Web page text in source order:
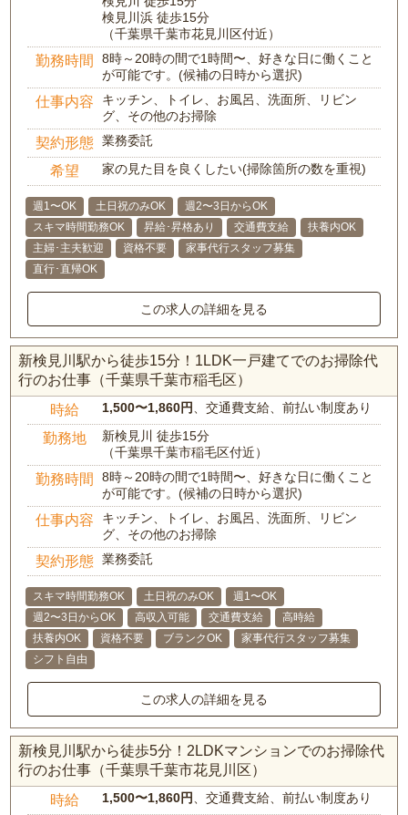
検見川浜 徒歩15分
（千葉県千葉市花見川区付近）
勤務時間
8時～20時の間で1時間〜、好きな日に働くこと
が可能です。(候補の日時から選択)
仕事内容
キッチン、トイレ、お風呂、洗面所、リビン
グ、その他のお掃除
契約形態 業務委託
希望 家の見た目を良くしたい(掃除箇所の数を重視)
週1〜OK 土日祝のみOK
週2〜3日からOK
スキマ時間勤務OK
昇給･昇格あり 交通費支給
扶養内OK
主婦･主夫歓迎
資格不要
家事代行スタッフ募集
直行･直帰OK
この求人の詳細を見る
新検見川駅から徒歩15分！1LDK一戸建てでのお掃除代
行のお仕事（千葉県千葉市稲毛区）
時給 1,500〜1,860円、交通費支給、前払い制度あり
勤務地
新検見川 徒歩15分
（千葉県千葉市稲毛区付近）
勤務時間
8時～20時の間で1時間〜、好きな日に働くこと
が可能です。(候補の日時から選択)
仕事内容
キッチン、トイレ、お風呂、洗面所、リビン
グ、その他のお掃除
契約形態 業務委託
スキマ時間勤務OK 土日祝のみOK
週1〜OK
週2〜3日からOK
高収入可能 交通費支給
高時給
扶養内OK
資格不要 ブランクOK
家事代行スタッフ募集
シフト自由
この求人の詳細を見る
新検見川駅から徒歩5分！2LDKマンションでのお掃除代
行のお仕事（千葉県千葉市花見川区）
時給 1,500〜1,860円、交通費支給、前払い制度あり